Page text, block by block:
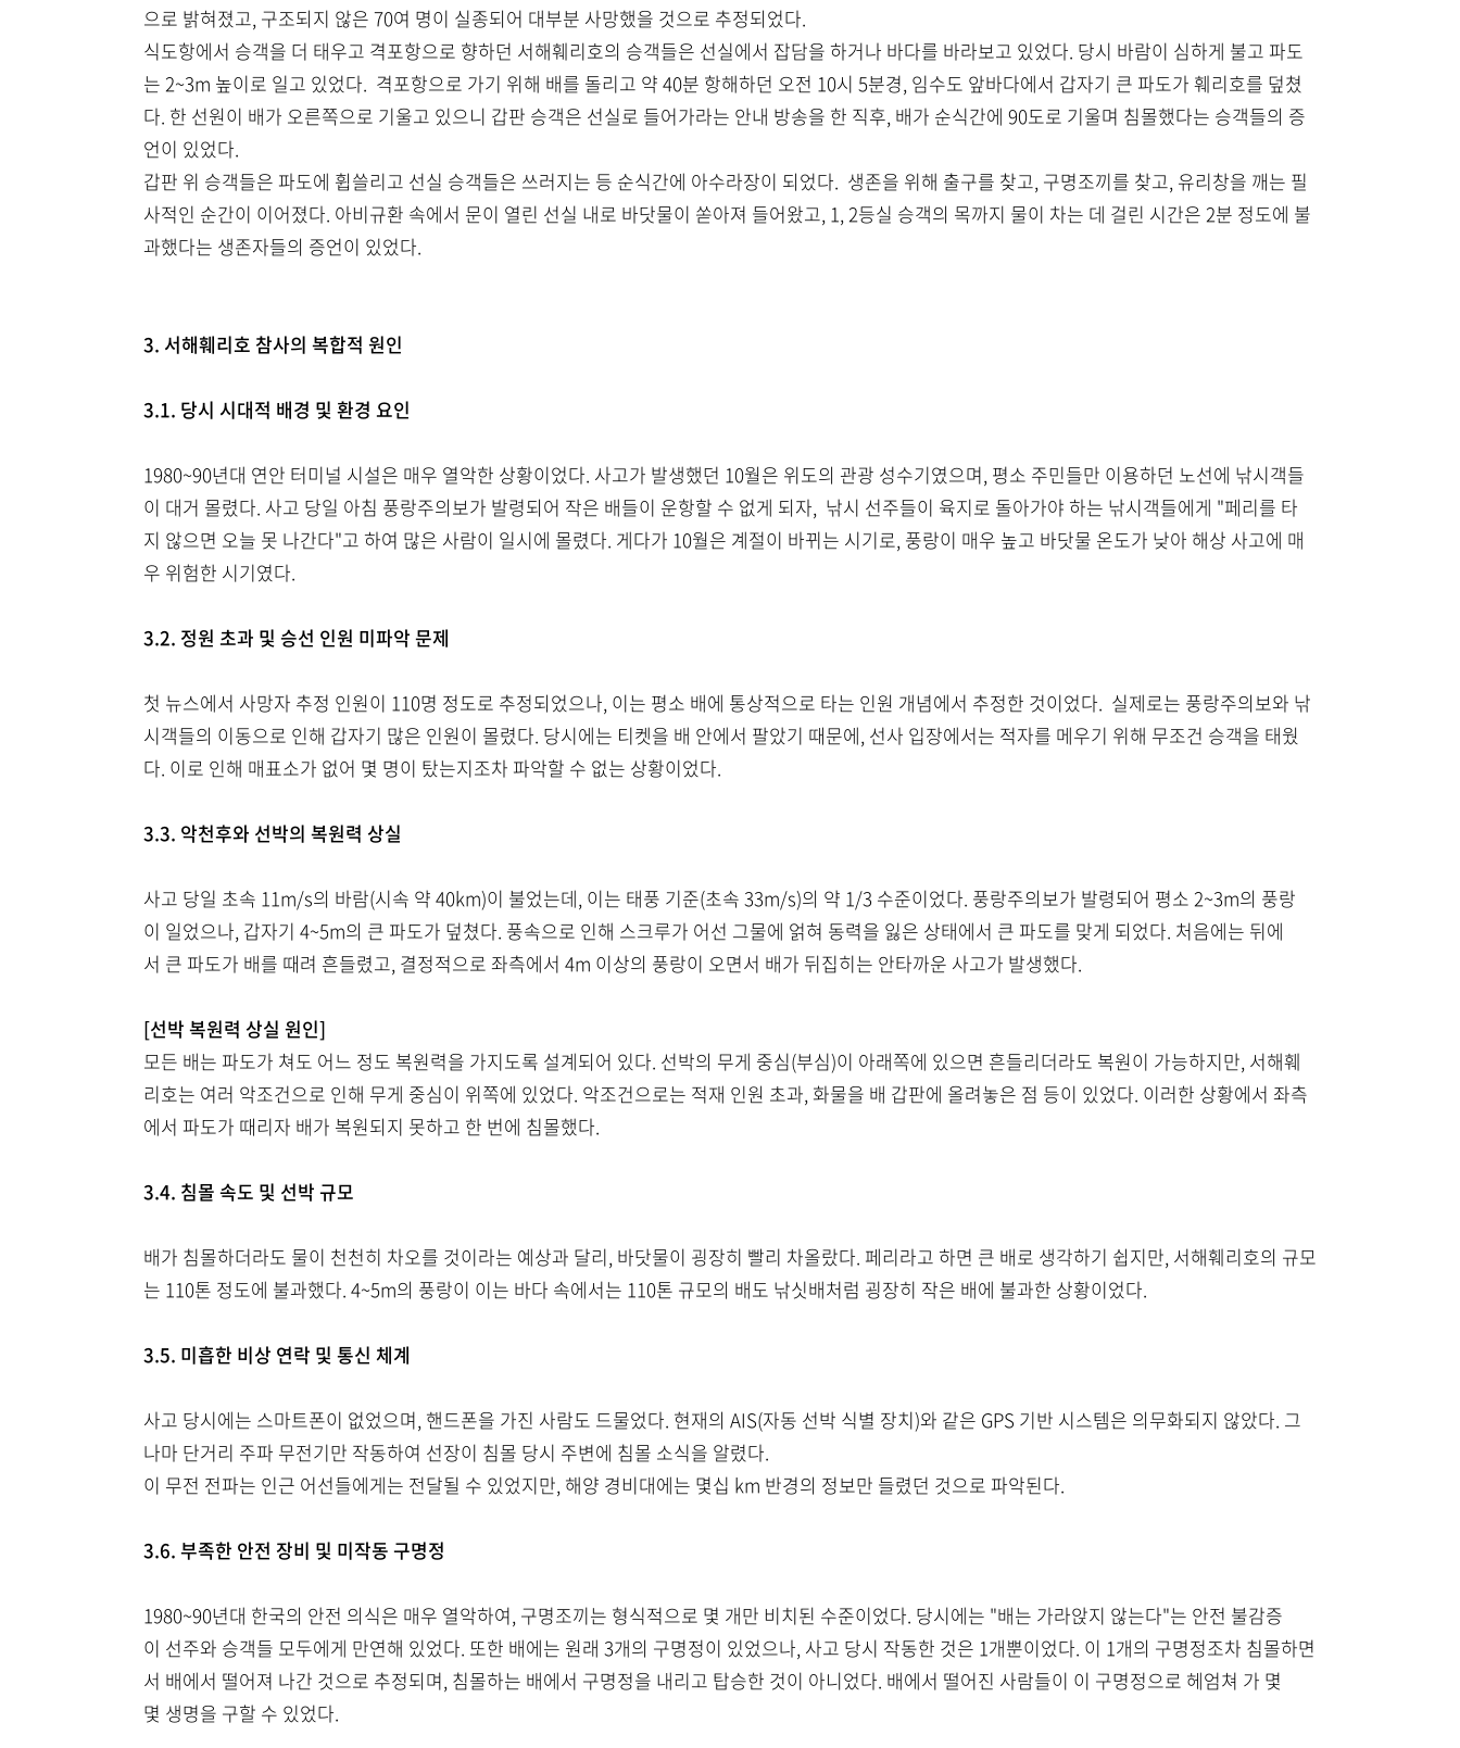
으로 밝혀졌고, 구조되지 않은 70여 명이 실종되어 대부분 사망했을 것으로 추정되었다.
식도항에서 승객을 더 태우고 격포항으로 향하던 서해훼리호의 승객들은 선실에서 잡담을 하거나 바다를 바라보고 있었다. 당시 바람이 심하게 불고 파도
는 2~3m 높이로 일고 있었다. 격포항으로 가기 위해 배를 돌리고 약 40분 항해하던 오전 10시 5분경, 임수도 앞바다에서 갑자기 큰 파도가 훼리호를 덮쳤
다. 한 선원이 배가 오른쪽으로 기울고 있으니 갑판 승객은 선실로 들어가라는 안내 방송을 한 직후, 배가 순식간에 90도로 기울며 침몰했다는 승객들의 증
언이 있었다.
갑판 위 승객들은 파도에 휩쓸리고 선실 승객들은 쓰러지는 등 순식간에 아수라장이 되었다. 생존을 위해 출구를 찾고, 구명조끼를 찾고, 유리창을 깨는 필
사적인 순간이 이어졌다. 아비규환 속에서 문이 열린 선실 내로 바닷물이 쏟아져 들어왔고, 1, 2등실 승객의 목까지 물이 차는 데 걸린 시간은 2분 정도에 불
과했다는 생존자들의 증언이 있었다.
3. 서해훼리호 참사의 복합적 원인
3.1. 당시 시대적 배경 및 환경 요인
1980~90년대 연안 터미널 시설은 매우 열악한 상황이었다. 사고가 발생했던 10월은 위도의 관광 성수기였으며, 평소 주민들만 이용하던 노선에 낚시객들
이 대거 몰렸다. 사고 당일 아침 풍랑주의보가 발령되어 작은 배들이 운항할 수 없게 되자, 낚시 선주들이 육지로 돌아가야 하는 낚시객들에게 "페리를 타
지 않으면 오늘 못 나간다"고 하여 많은 사람이 일시에 몰렸다. 게다가 10월은 계절이 바뀌는 시기로, 풍랑이 매우 높고 바닷물 온도가 낮아 해상 사고에 매
우 위험한 시기였다.
3.2. 정원 초과 및 승선 인원 미파악 문제
첫 뉴스에서 사망자 추정 인원이 110명 정도로 추정되었으나, 이는 평소 배에 통상적으로 타는 인원 개념에서 추정한 것이었다. 실제로는 풍랑주의보와 낚
시객들의 이동으로 인해 갑자기 많은 인원이 몰렸다. 당시에는 티켓을 배 안에서 팔았기 때문에, 선사 입장에서는 적자를 메우기 위해 무조건 승객을 태웠
다. 이로 인해 매표소가 없어 몇 명이 탔는지조차 파악할 수 없는 상황이었다.
3.3. 악천후와 선박의 복원력 상실
사고 당일 초속 11m/s의 바람(시속 약 40km)이 불었는데, 이는 태풍 기준(초속 33m/s)의 약 1/3 수준이었다. 풍랑주의보가 발령되어 평소 2~3m의 풍랑
이 일었으나, 갑자기 4~5m의 큰 파도가 덮쳤다. 풍속으로 인해 스크루가 어선 그물에 얽혀 동력을 잃은 상태에서 큰 파도를 맞게 되었다. 처음에는 뒤에
서 큰 파도가 배를 때려 흔들렸고, 결정적으로 좌측에서 4m 이상의 풍랑이 오면서 배가 뒤집히는 안타까운 사고가 발생했다.
[선박 복원력 상실 원인]
모든 배는 파도가 쳐도 어느 정도 복원력을 가지도록 설계되어 있다. 선박의 무게 중심(부심)이 아래쪽에 있으면 흔들리더라도 복원이 가능하지만, 서해훼
리호는 여러 악조건으로 인해 무게 중심이 위쪽에 있었다. 악조건으로는 적재 인원 초과, 화물을 배 갑판에 올려놓은 점 등이 있었다. 이러한 상황에서 좌측
에서 파도가 때리자 배가 복원되지 못하고 한 번에 침몰했다.
3.4. 침몰 속도 및 선박 규모
배가 침몰하더라도 물이 천천히 차오를 것이라는 예상과 달리, 바닷물이 굉장히 빨리 차올랐다. 페리라고 하면 큰 배로 생각하기 쉽지만, 서해훼리호의 규모
는 110톤 정도에 불과했다. 4~5m의 풍랑이 이는 바다 속에서는 110톤 규모의 배도 낚싯배처럼 굉장히 작은 배에 불과한 상황이었다.
3.5. 미흡한 비상 연락 및 통신 체계
사고 당시에는 스마트폰이 없었으며, 핸드폰을 가진 사람도 드물었다. 현재의 AIS(자동 선박 식별 장치)와 같은 GPS 기반 시스템은 의무화되지 않았다. 그
나마 단거리 주파 무전기만 작동하여 선장이 침몰 당시 주변에 침몰 소식을 알렸다.
이 무전 전파는 인근 어선들에게는 전달될 수 있었지만, 해양 경비대에는 몇십 km 반경의 정보만 들렸던 것으로 파악된다.
3.6. 부족한 안전 장비 및 미작동 구명정
1980~90년대 한국의 안전 의식은 매우 열악하여, 구명조끼는 형식적으로 몇 개만 비치된 수준이었다. 당시에는 "배는 가라앉지 않는다"는 안전 불감증
이 선주와 승객들 모두에게 만연해 있었다. 또한 배에는 원래 3개의 구명정이 있었으나, 사고 당시 작동한 것은 1개뿐이었다. 이 1개의 구명정조차 침몰하면
서 배에서 떨어져 나간 것으로 추정되며, 침몰하는 배에서 구명정을 내리고 탑승한 것이 아니었다. 배에서 떨어진 사람들이 이 구명정으로 헤엄쳐 가 몇
몇 생명을 구할 수 있었다.